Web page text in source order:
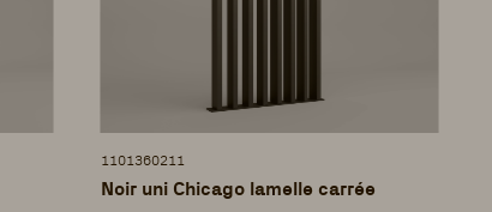
1101360211
Noir uni Chicago lamelle carrée